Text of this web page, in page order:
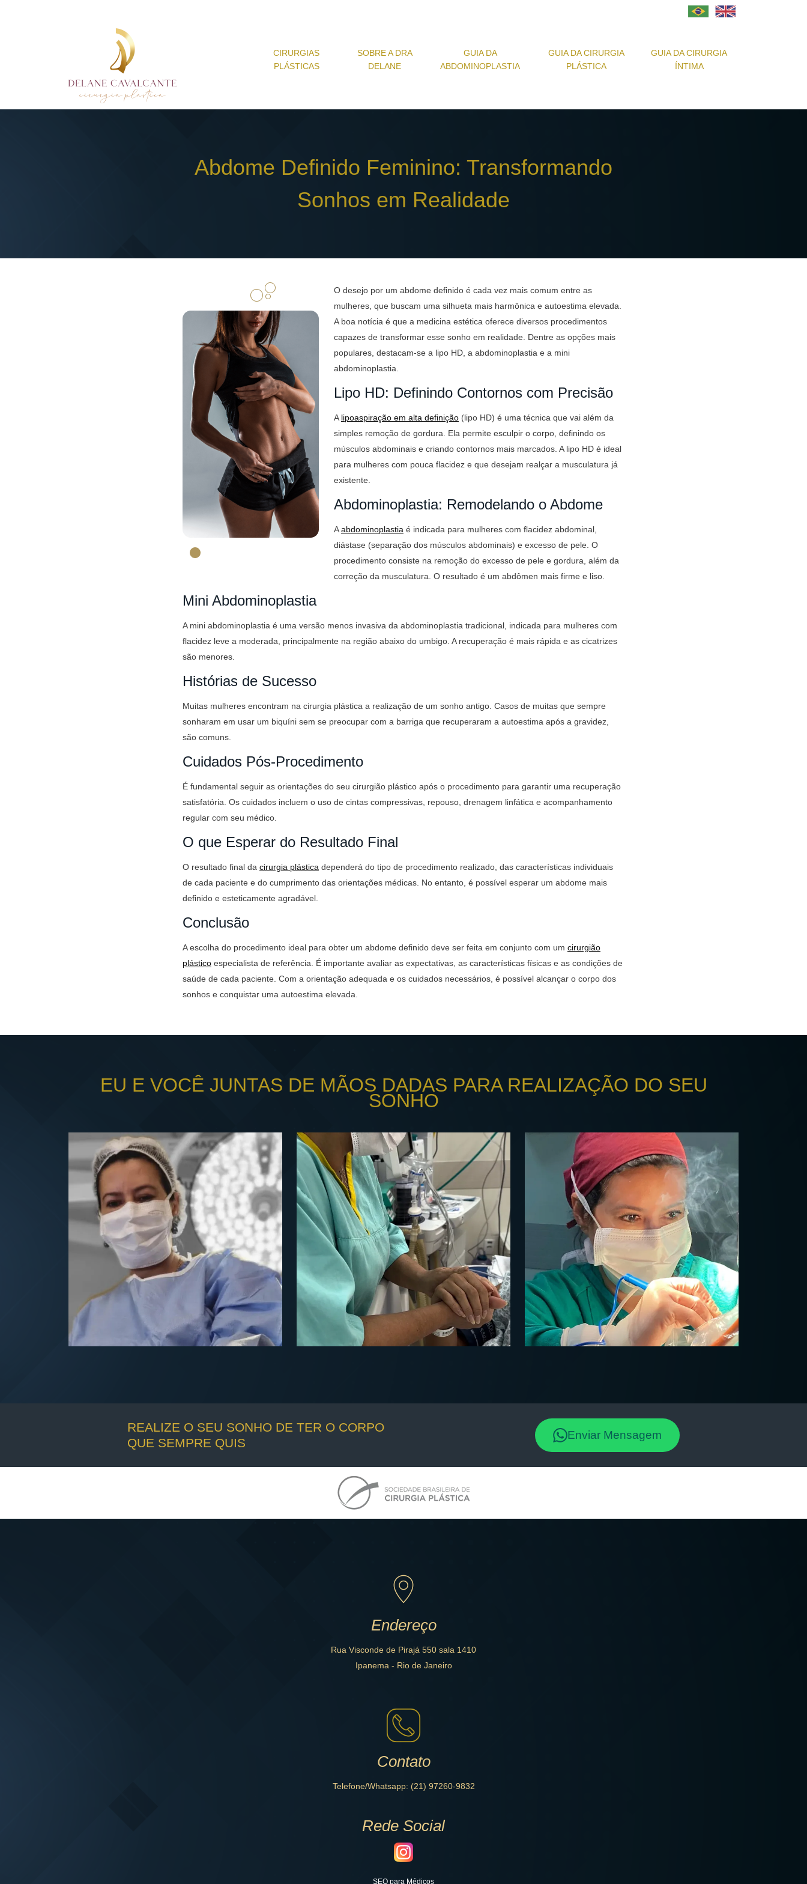
CIRURGIAS
PLÁSTICAS
SOBRE A DRA
DELANE
GUIA DA
ABDOMINOPLASTIA
GUIA DA CIRURGIA
PLÁSTICA
GUIA DA CIRURGIA
ÍNTIMA
Abdome Definido Feminino: Transformando
Sonhos em Realidade
O desejo por um abdome definido é cada vez mais comum entre as
mulheres, que buscam uma silhueta mais harmônica e autoestima elevada.
A boa notícia é que a medicina estética oferece diversos procedimentos
capazes de transformar esse sonho em realidade. Dentre as opções mais
populares, destacam-se a lipo HD, a abdominoplastia e a mini
abdominoplastia.
Lipo HD: Definindo Contornos com Precisão
A lipoaspiração em alta definição (lipo HD) é uma técnica que vai além da
simples remoção de gordura. Ela permite esculpir o corpo, definindo os
músculos abdominais e criando contornos mais marcados. A lipo HD é ideal
para mulheres com pouca flacidez e que desejam realçar a musculatura já
existente.
Abdominoplastia: Remodelando o Abdome
Aabdominoplastia é indicada para mulheres com flacidez abdominal,
diástase (separação dos músculos abdominais) e excesso de pele. O
procedimento consiste na remoção do excesso de pele e gordura, além da
correção da musculatura. O resultado é um abdômen mais firme e liso.
Mini Abdominoplastia
A mini abdominoplastia é uma versão menos invasiva da abdominoplastia tradicional, indicada para mulheres com
flacidez leve a moderada, principalmente na região abaixo do umbigo. A recuperação é mais rápida e as cicatrizes
são menores.
Histórias de Sucesso
Muitas mulheres encontram na cirurgia plástica a realização de um sonho antigo. Casos de muitas que sempre
sonharam em usar um biquíni sem se preocupar com a barriga que recuperaram a autoestima após a gravidez,
são comuns.
Cuidados Pós-Procedimento
É fundamental seguir as orientações do seu cirurgião plástico após o procedimento para garantir uma recuperação
satisfatória. Os cuidados incluem o uso de cintas compressivas, repouso, drenagem linfática e acompanhamento
regular com seu médico.
O que Esperar do Resultado Final
O resultado final da cirurgia plástica dependerá do tipo de procedimento realizado, das características individuais
de cada paciente e do cumprimento das orientações médicas. No entanto, é possível esperar um abdome mais
definido e esteticamente agradável.
Conclusão
A escolha do procedimento ideal para obter um abdome definido deve ser feita em conjunto com um cirurgião
plástico especialista de referência. É importante avaliar as expectativas, as características físicas e as condições de
saúde de cada paciente. Com a orientação adequada e os cuidados necessários, é possível alcançar o corpo dos
sonhos e conquistar uma autoestima elevada.
EU E VOCÊ JUNTAS DE MÃOS DADAS PARA REALIZAÇÃO DO SEU
SONHO
REALIZE O SEU SONHO DE TER O CORPO
QUE SEMPRE QUIS
Enviar Mensagem
Endereço
Rua Visconde de Pirajá 550 sala 1410
Ipanema - Rio de Janeiro
Contato
Telefone/Whatsapp: (21) 97260-9832
Rede Social
SEO para Médicos